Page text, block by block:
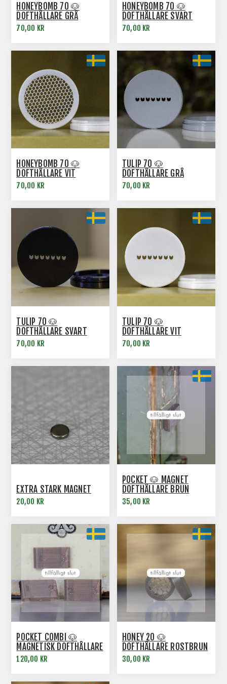
HONEYBOMB 70 🐶
DOFTHÅLLARE GRÅ
70,00 KR
HONEYBOMB 70 🐶
DOFTHÅLLARE SVART
70,00 KR
HONEYBOMB 70 🐶
DOFTHÅLLARE VIT
70,00 KR
TULIP 70 🐶
DOFTHÅLLARE GRÅ
70,00 KR
TULIP 70 🐶
DOFTHÅLLARE SVART
70,00 KR
TULIP 70 🐶
DOFTHÅLLARE VIT
70,00 KR
EXTRA STARK MAGNET
20,00 KR
POCKET 🐶 MAGNET
DOFTHÅLLARE BRUN
35,00 KR
POCKET COMBI 🐶
MAGNETISK DOFTHÅLLARE
3-PACK ROSTBRUN
120,00 KR
HONEY 20 🐶
DOFTHÅLLARE ROSTBRUN
30,00 KR